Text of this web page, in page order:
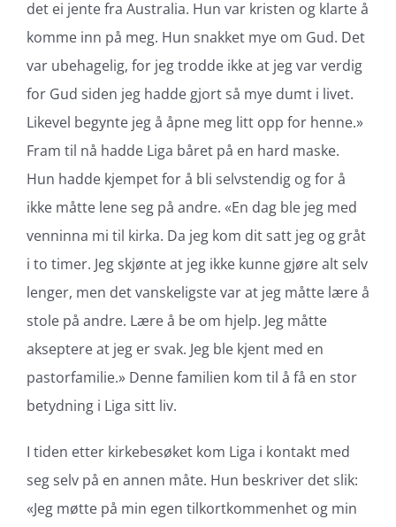
det ei jente fra Australia. Hun var kristen og klarte å
komme inn på meg. Hun snakket mye om Gud. Det
var ubehagelig, for jeg trodde ikke at jeg var verdig
for Gud siden jeg hadde gjort så mye dumt i livet.
Likevel begynte jeg å åpne meg litt opp for henne.»
Fram til nå hadde Liga båret på en hard maske.
Hun hadde kjempet for å bli selvstendig og for å
ikke måtte lene seg på andre. «En dag ble jeg med
venninna mi til kirka. Da jeg kom dit satt jeg og gråt
i to timer. Jeg skjønte at jeg ikke kunne gjøre alt selv
lenger, men det vanskeligste var at jeg måtte lære å
stole på andre. Lære å be om hjelp. Jeg måtte
akseptere at jeg er svak. Jeg ble kjent med en
pastorfamilie.» Denne familien kom til å få en stor
betydning i Liga sitt liv.
I tiden etter kirkebesøket kom Liga i kontakt med
seg selv på en annen måte. Hun beskriver det slik:
«Jeg møtte på min egen tilkortkommenhet og min